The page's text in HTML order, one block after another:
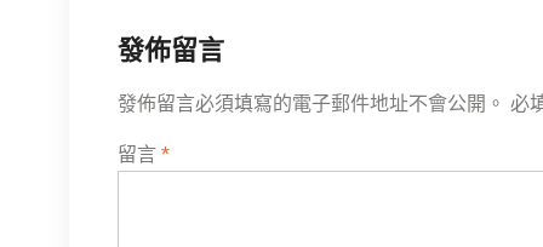
覽
發佈留言
發佈留言必須填寫的電子郵件地址不會公開。 必
留言 *